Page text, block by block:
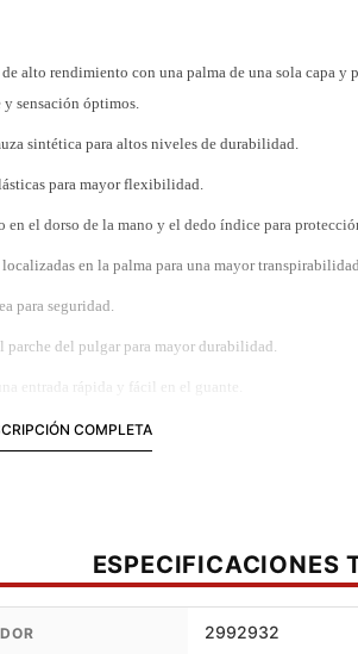
alto rendimiento con una palma de una sola capa y
y sensación óptimos.
sintética para altos niveles de durabilidad.
para mayor flexibilidad.
en el dorso de la mano y el dedo índice para
localizadas en la palma para una mayor
para seguridad.
parche del pulgar para mayor durabilidad.
entrada rápida y fácil en el guante.
en el dorso de la mano.
COMPLETA
ESPECIFICACIONES
2992932